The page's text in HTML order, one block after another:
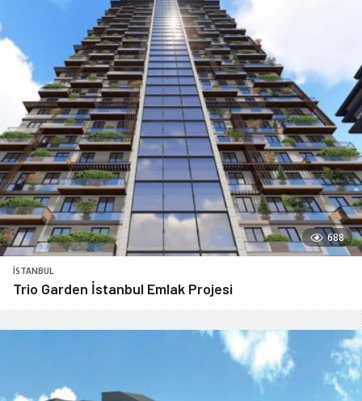
688
İSTANBUL
Trio Garden İstanbul Emlak Projesi